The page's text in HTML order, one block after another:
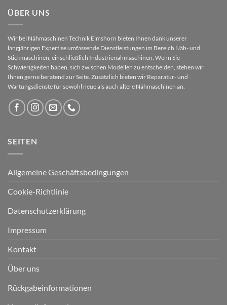
ÜBER UNS
Wir bei Nähmaschinen Technik Elmshorn bieten Ihnen dank unserer
langjährigen Expertise umfassende Dienstleistungen im Bereich Näh- und
Stickmaschinen, einschließlich Industrienähmaschinen. Wenn Sie
Schwierigkeiten haben, sich zwischen Modellen zu entscheiden, stehen wir
Ihnen gerne beratend zur Seite. Zusätzlich bieten wir Reparatur- und
Wartungsdienste für sowohl neue als auch ältere Nähmaschinen an.
SEITEN
Allgemeine Geschäftsbedingungen
Cookie-Richtlinie
Datenschutzerklärung
Impressum
Kontakt
Über uns
Rückgabeinformationen